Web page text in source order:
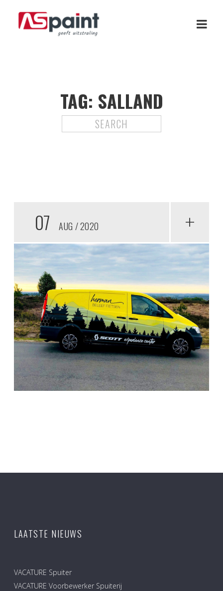
TAG: SALLAND
07 AUG 2020 +
LAATSTE NIEUWS
VACATURE Spuiter
VACATURE Voorbewerker Spuiterij